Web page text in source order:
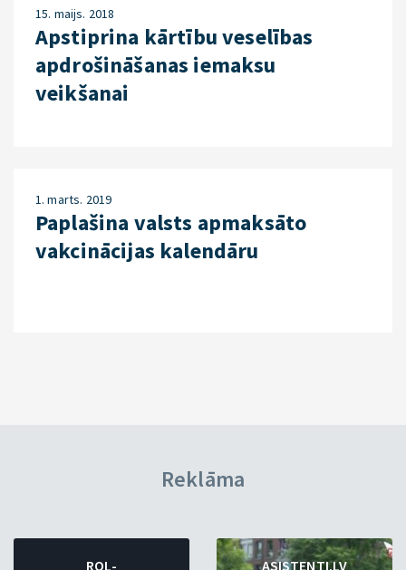
15. maijs. 2018
Apstiprina kārtību veselības
apdrošināšanas iemaksu
veikšanai
1. marts. 2019
Paplašina valsts apmaksāto
vakcinācijas kalendāru
Reklāma
ROL- ASISTENTI.LV